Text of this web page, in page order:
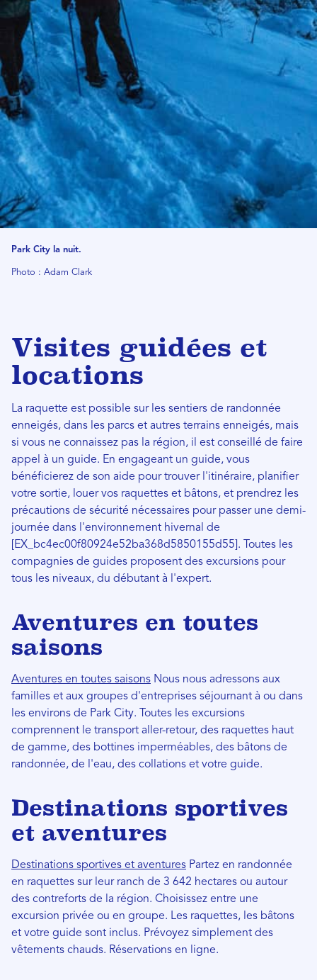
Park City la nuit.
Photo : Adam Clark
Visites guidées et
locations
La raquette est possible sur les sentiers de randonnée
enneigés, dans les parcs et autres terrains enneigés, mais
si vous ne connaissez pas la région, il est conseillé de faire
appel à un guide. En engageant un guide, vous
bénéficierez de son aide pour trouver l'itinéraire, planifier
votre sortie, louer vos raquettes et bâtons, et prendrez les
précautions de sécurité nécessaires pour passer une demi-
journée dans l'environnement hivernal de
[EX_bc4ec00f80924e52ba368d5850155d55]. Toutes les
compagnies de guides proposent des excursions pour
tous les niveaux, du débutant à l'expert.
Aventures en toutes
saisons
Aventures en toutes saisons Nous nous adressons aux
familles et aux groupes d'entreprises séjournant à ou dans
les environs de Park City. Toutes les excursions
comprennent le transport aller-retour, des raquettes haut
de gamme, des bottines imperméables, des bâtons de
randonnée, de l'eau, des collations et votre guide.
Destinations sportives
et aventures
Destinations sportives et aventures Partez en randonnée
en raquettes sur leur ranch de 3 642 hectares ou autour
des contreforts de la région. Choisissez entre une
excursion privée ou en groupe. Les raquettes, les bâtons
et votre guide sont inclus. Prévoyez simplement des
vêtements chauds. Réservations en ligne.